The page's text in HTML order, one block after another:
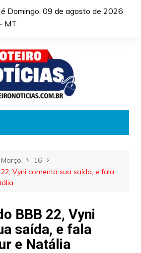
Domingo, 09 de agosto de 2026
MT
Março
16
Vyni comenta sua saída, e fala
BBB 22, Vyni
saída, e fala
e Natália